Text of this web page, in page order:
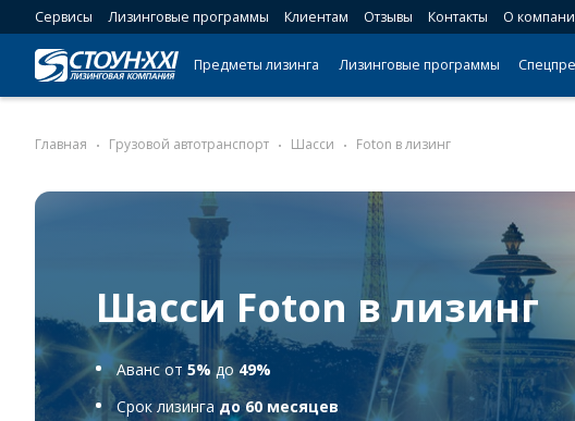
Сервисы Лизинговые программы Клиентам Отзывы Контакты О
Предметы лизинга Лизинговые программы
Главная Грузовой автотранспорт Шасси Foton в лизинг
Шасси Foton в лизинг
Аванс от5% до 49%
Срок лизинга до 60 месяцев